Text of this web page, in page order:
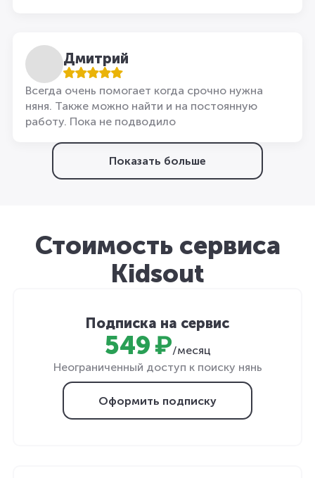
Дмитрий
Всегда очень помогает когда срочно нужна
няня. Также можно найти и на постоянную
работу. Пока не подводило
Показать больше
Стоимость сервиса
Kidsout
Подписка на сервис
549 ₽/месяц
Неограниченный доступ к поиску нянь
Оформить подписку